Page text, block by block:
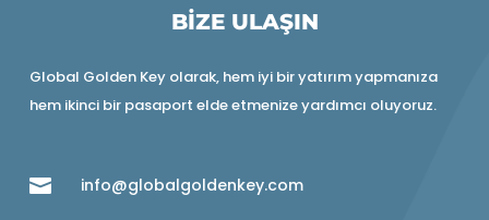
BİZE ULAŞIN
Global Golden Key olarak, hem iyi bir yatırım yapmanıza
hem ikinci bir pasaport elde etmenize yardımcı oluyoruz.
 info@globalgoldenkey.com